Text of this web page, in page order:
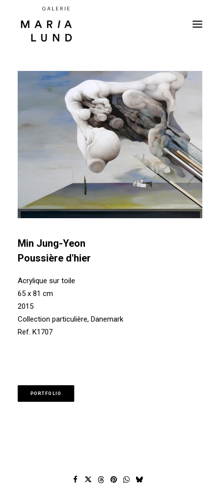
Min Jung-Yeon
Poussière d'hier
Acrylique sur toile
65 x 81 cm
2015
Collection particulière, Danemark
Ref. K1707
PORTFOLIO